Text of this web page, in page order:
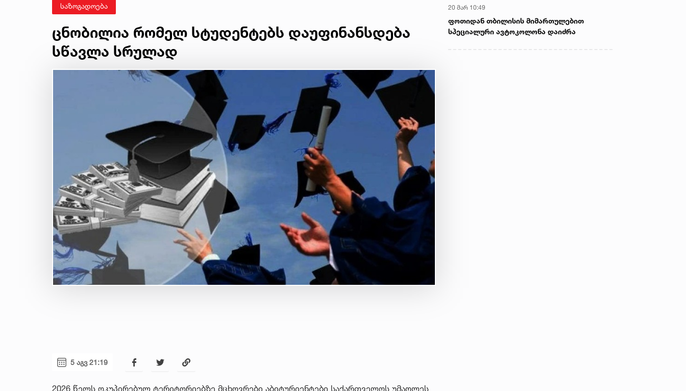
საზოგადოება
ცნობილია რომელ სტუდენტებს დაუფინანსდება
სწავლა სრულად
5 აგვ 21:19
2026 წელს ოკუპირებულ ტერიტორიებზე მცხოვრები აბიტურიენტები საქართველოს უმაღლეს
20 მარ 10:49
ფოთიდან თბილისის მიმართულებით
სპეციალური ავტოკოლონა დაიძრა